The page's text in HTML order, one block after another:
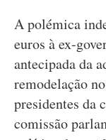
A polémica
euros à ex-
antecipada da
remodelação
presidentes da
comissão